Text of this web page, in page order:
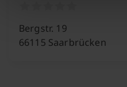
Bergstr. 19
66115 Saarbrücken